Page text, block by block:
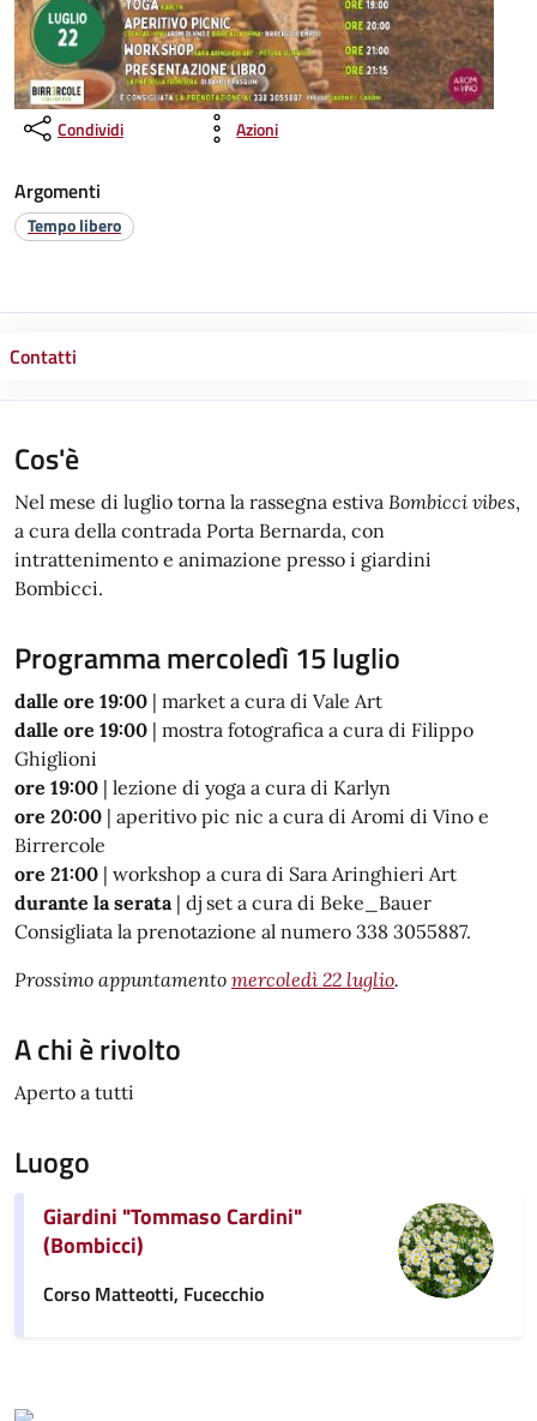
Condividi Azioni
Argomenti
Tempo libero
Contatti
Cos'è
Nel mese di luglio torna la rassegna estiva Bombicci vibes,
a cura della contrada Porta Bernarda, con
intrattenimento e animazione presso i giardini
Bombicci.
Programma mercoledì 15 luglio
dalle ore 19:00 | market a cura di Vale Art
dalle ore 19:00 | mostra fotografica a cura di Filippo
Ghiglioni
ore 19:00 | lezione di yoga a cura di Karlyn
ore 20:00 | aperitivo pic nic a cura di Aromi di Vino e
Birrercole
ore 21:00 | workshop a cura di Sara Aringhieri Art
durante la serata | dj set a cura di Beke_Bauer
Consigliata la prenotazione al numero 338 3055887.
Prossimo appuntamento mercoledì 22 luglio.
A chi è rivolto
Aperto a tutti
Luogo
Giardini "Tommaso Cardini"
(Bombicci)
Corso Matteotti, Fucecchio